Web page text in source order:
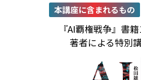
本講座に含まれるもの
『AI覇権戦争』書
著者による特別